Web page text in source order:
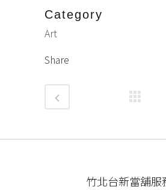
Category
Art
Share
竹北台新當舖服